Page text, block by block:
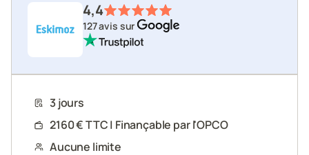
4,4
127 avis sur
3 jours
2160 € TTC | Finançable par l'OPCO
Aucune limite